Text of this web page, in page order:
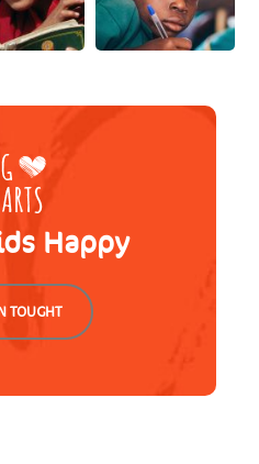
Happy
TOUGHT